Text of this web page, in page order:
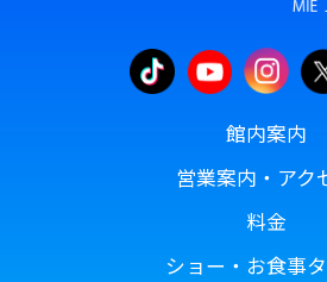
館内案内
営業案内・アク
料金
ショー・お食事